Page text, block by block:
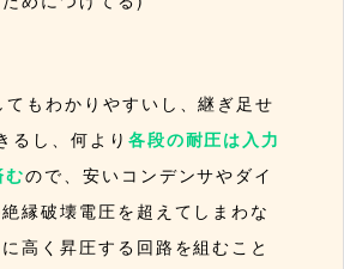
もわかりやすいし、継ぎ足せ
るし、何より 各段の耐圧は入力
むので、安いコンデンサやダイ
縁破壊電圧を超えてしまわな
高く昇圧する回路を組むこと